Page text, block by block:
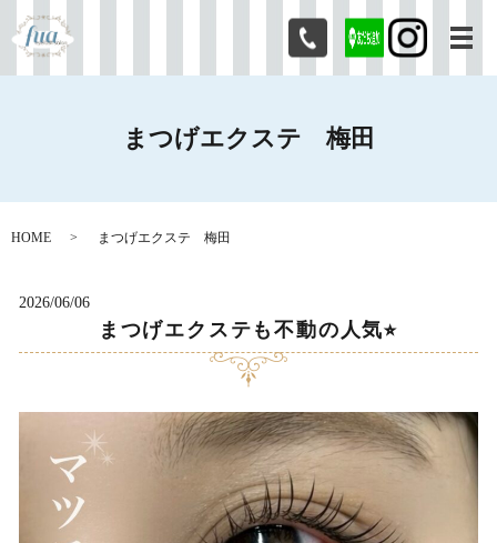
メ
まつげエクステ 梅田
HOME まつげエクステ 梅田
2026/06/06
まつげエクステも不動の人気⭐︎